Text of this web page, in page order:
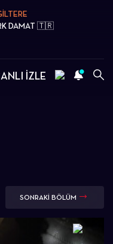
DAMAT 🇹🇷
İZLE
SONRAKİ BÖLÜM